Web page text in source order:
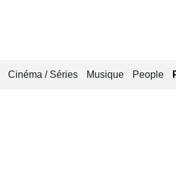
Cinéma / Séries Musique People